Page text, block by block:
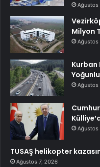
Ağustos
Milyon
Ağustos
Kurban
Ağustos
Ağustos
TUSAŞ helikopter
Ağustos 7, 2026